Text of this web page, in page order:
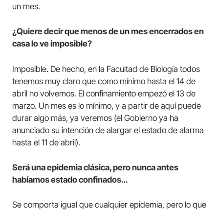
un mes.
¿Quiere decir que menos de un mes encerrados en
casa lo ve imposible?
Imposible. De hecho, en la Facultad de Biología todos
tenemos muy claro que como mínimo hasta el 14 de
abril no volvemos. El confinamiento empezó el 13 de
marzo. Un mes es lo mínimo, y a partir de aquí puede
durar algo más, ya veremos (el Gobierno ya ha
anunciado su intención de alargar el estado de alarma
hasta el 11 de abril).
Será una epidemia clásica, pero nunca antes
habíamos estado confinados…
Se comporta igual que cualquier epidemia, pero lo que